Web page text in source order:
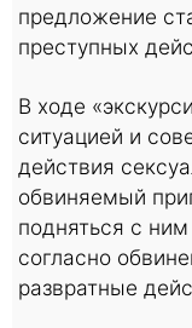
предложение
преступных
В ходе
ситуацией и
действия
обвиняемый
подняться с
согласно
развратные